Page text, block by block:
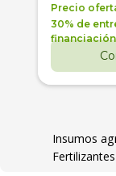
Precio
30% de
financiación
Insumos
Fertilizantes